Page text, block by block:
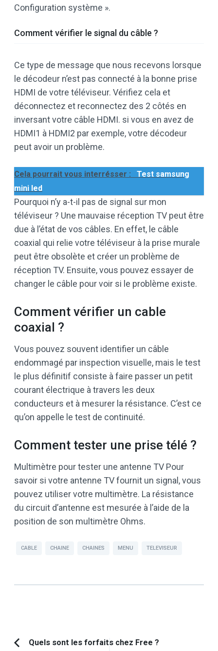
Configuration système ».
Comment vérifier le signal du câble ?
Ce type de message que nous recevons lorsque
le décodeur n’est pas connecté à la bonne prise
HDMI de votre téléviseur. Vérifiez cela et
déconnectez et reconnectez des 2 côtés en
inversant votre câble HDMI. si vous en avez de
HDMI1 à HDMI2 par exemple, votre décodeur
peut avoir un problème.
Cela pourrait vous interrésser :
Test samsung
mini led
Pourquoi n’y a-t-il pas de signal sur mon
téléviseur ? Une mauvaise réception TV peut être
due à l’état de vos câbles. En effet, le câble
coaxial qui relie votre téléviseur à la prise murale
peut être obsolète et créer un problème de
réception TV. Ensuite, vous pouvez essayer de
changer le câble pour voir si le problème existe.
Comment vérifier un cable
coaxial ?
Vous pouvez souvent identifier un câble
endommagé par inspection visuelle, mais le test
le plus définitif consiste à faire passer un petit
courant électrique à travers les deux
conducteurs et à mesurer la résistance. C’est ce
qu’on appelle le test de continuité.
Comment tester une prise télé ?
Multimètre pour tester une antenne TV Pour
savoir si votre antenne TV fournit un signal, vous
pouvez utiliser votre multimètre. La résistance
du circuit d’antenne est mesurée à l’aide de la
position de son multimètre Ohms.
CABLE CHAINE CHAINES MENU TELEVISEUR
Navigation
Article
Quels sont les forfaits chez Free ?